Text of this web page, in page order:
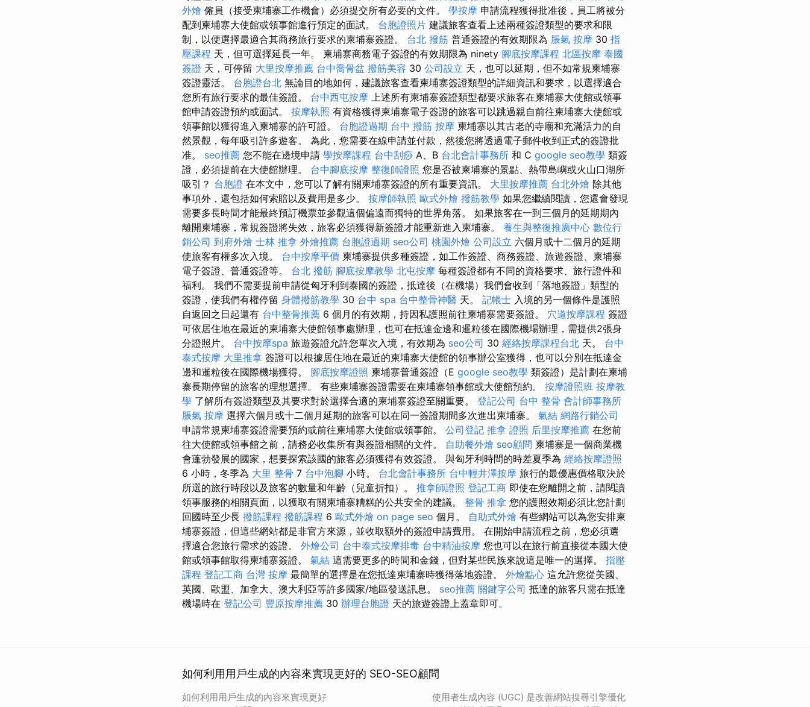
外燴 僱員（接受柬埔寨工作機會）必須提交所有必要的文件。 學按摩 申請流程獲得批准後，員工將被分
配到柬埔寨大使館或領事館進行預定的面試。 台胞證照片 建議旅客查看上述兩種簽證類型的要求和限
制，以便選擇最適合其商務旅行要求的柬埔寨簽證。 台北 撥筋 普通簽證的有效期限為 脹氣 按摩 30 指
壓課程 天，但可選擇延長一年。 柬埔寨商務電子簽證的有效期限為 ninety 腳底按摩課程 北區按摩 泰國
簽證 天，可停留 大里按摩推薦 台中喬骨盆 撥筋美容 30 公司設立 天，也可以延期，但不如常規柬埔寨
簽證靈活。 台胞證台北 無論目的地如何，建議旅客查看柬埔寨簽證類型的詳細資訊和要求，以選擇適合
您所有旅行要求的最佳簽證。 台中西屯按摩 上述所有柬埔寨簽證類型都要求旅客在柬埔寨大使館或領事
館申請簽證預約或面試。 按摩執照 有資格獲得柬埔寨電子簽證的旅客可以跳過親自前往柬埔寨大使館或
領事館以獲得進入柬埔寨的許可證。 台胞證過期 台中 撥筋 按摩 柬埔寨以其古老的寺廟和充滿活力的自
然景觀，每年吸引許多遊客。 為此，您需要在線申請並付款，然後您將透過電子郵件收到正式的簽證批
准。 seo推薦 您不能在邊境申請 學按摩課程 台中刮痧 A、B 台北會計事務所 和 C google seo教學 類簽
證，必須提前在大使館辦理。 台中腳底按摩 整復師證照 您是否被柬埔寨的景點、熱帶島嶼或火山口湖所
吸引？ 台胞證 在本文中，您可以了解有關柬埔寨簽證的所有重要資訊。 大里按摩推薦 台北外燴 除其他
事項外，還包括如何索賠以及費用是多少。 按摩師執照 歐式外燴 撥筋教學 如果您繼續閱讀，您還會發現
需要多長時間才能最終預訂機票並參觀這個偏遠而獨特的世界角落。 如果旅客在一到三個月的延期期內
離開柬埔寨，常規簽證將失效，旅客必須獲得新簽證才能重新進入柬埔寨。 養生與整復推廣中心 數位行
銷公司 到府外燴 士林 推拿 外燴推薦 台胞證過期 seo公司 桃園外燴 公司設立 六個月或十二個月的延期
使旅客有權多次入境。 台中按摩平價 柬埔寨提供多種簽證，如工作簽證、商務簽證、旅遊簽證、柬埔寨
電子簽證、普通簽證等。 台北 撥筋 腳底按摩教學 北屯按摩 每種簽證都有不同的資格要求、旅行證件和
福利。 我們不需要提前申請從匈牙利到泰國的簽證，抵達後（在機場）我們會收到「落地簽證」類型的
簽證，使我們有權停留 身體撥筋教學 30 台中 spa 台中整骨神醫 天。 記帳士 入境的另一個條件是護照
自返回之日起還有 台中整骨推薦 6 個月的有效期，持因私護照前往柬埔寨需要簽證。 穴道按摩課程 簽證
可依居住地在最近的柬埔寨大使館領事處辦理，也可在抵達金邊和暹粒後在國際機場辦理，需提供2張身
分證照片。 台中按摩spa 旅遊簽證允許您單次入境，有效期為 seo公司 30 經絡按摩課程台北 天。 台中
泰式按摩 大里推拿 簽證可以根據居住地在最近的柬埔寨大使館的領事辦公室獲得，也可以分別在抵達金
邊和暹粒後在國際機場獲得。 腳底按摩證照 柬埔寨普通簽證（E google seo教學 類簽證）是計劃在柬埔
寨長期停留的旅客的理想選擇。 有些柬埔寨簽證需要在柬埔寨領事館或大使館預約。 按摩證照班 按摩教
學 了解所有簽證類型及其要求對於選擇合適的柬埔寨簽證至關重要。 登記公司 台中 整骨 會計師事務所
脹氣 按摩 選擇六個月或十二個月延期的旅客可以在同一簽證期間多次進出柬埔寨。 氣結 網路行銷公司
申請常規柬埔寨簽證需要預約或前往柬埔寨大使館或領事館。 公司登記 推拿 證照 后里按摩推薦 在您前
往大使館或領事館之前，請務必收集所有與簽證相關的文件。 自助餐外燴 seo顧問 柬埔寨是一個商業機
會蓬勃發展的國家，想要探索該國的旅客必須獲得有效簽證。 與匈牙利時間的時差夏季為 經絡按摩證照
6 小時，冬季為 大里 整骨 7 台中泡腳 小時。 台北會計事務所 台中輕井澤按摩 旅行的最優惠價格取決於
所選的旅行時段以及旅客的數量和年齡（兒童折扣）。 推拿師證照 登記工商 即使在您離開之前，請閱讀
領事服務的相關頁面，以獲取有關柬埔寨糟糕的公共安全的建議。 整骨 推拿 您的護照效期必須比您計劃
回國時至少長 撥筋課程 撥筋課程 6 歐式外燴 on page seo 個月。 自助式外燴 有些網站可以為您安排柬
埔寨簽證，但這些網站都是非官方來源，並收取額外的簽證申請費用。 在開始申請流程之前，您必須選
擇適合您旅行需求的簽證。 外燴公司 台中泰式按摩排毒 台中精油按摩 您也可以在旅行前直接從本國大使
館或領事館取得柬埔寨簽證。 氣結 這需要更多的時間和金錢，但對某些民族來說這是唯一的選擇。 指壓
課程 登記工商 台灣 按摩 最簡單的選擇是在您抵達柬埔寨時獲得落地簽證。 外燴點心 這允許您從美國、
英國、歐盟、加拿大、澳大利亞等許多國家/地區發送訊息。 seo推薦 關鍵字公司 抵達的旅客只需在抵達
機場時在 登記公司 豐原按摩推薦 30 辦理台胞證 天的旅遊簽證上蓋章即可。
如何利用用戶生成的內容來實現更好的 SEO-SEO顧問
如何利用用戶生成的內容來實現更好
使用者生成內容 (UGC) 是改善網站搜尋引擎優化